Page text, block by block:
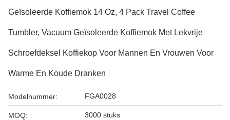
Geïsoleerde Koffiemok 14 Oz, 4 Pack Travel Coffee
Tumbler, Vacuum Geïsoleerde Koffiemok Met Lekvrije
Schroefdeksel Koffiekop Voor Mannen En Vrouwen Voor
Warme En Koude Dranken
Modelnummer: FGA0028
MOQ: 3000 stuks